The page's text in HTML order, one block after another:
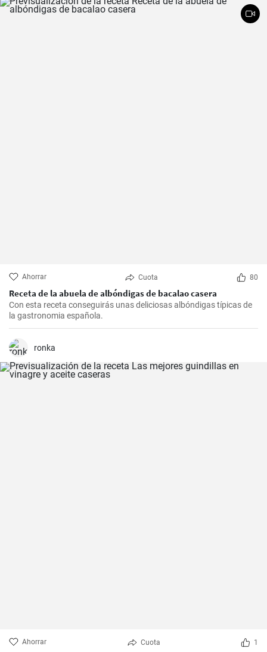
Ahorrar Cuota 80
Receta de la abuela de albóndigas de bacalao casera
Con esta receta conseguirás unas deliciosas albóndigas típicas de
la gastronomia española.
ronka
Ahorrar Cuota 1